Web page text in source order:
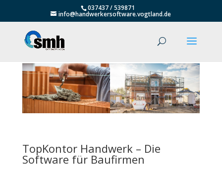
037437 / 539871
info@handwerkersoftware.vogtland.de
TopKontor Handwerk – Die
Software für Baufirmen